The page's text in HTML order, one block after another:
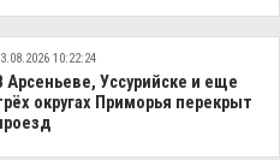
10:22:24
Арсеньеве, Уссурийске и еще
округах Приморья перекрыт